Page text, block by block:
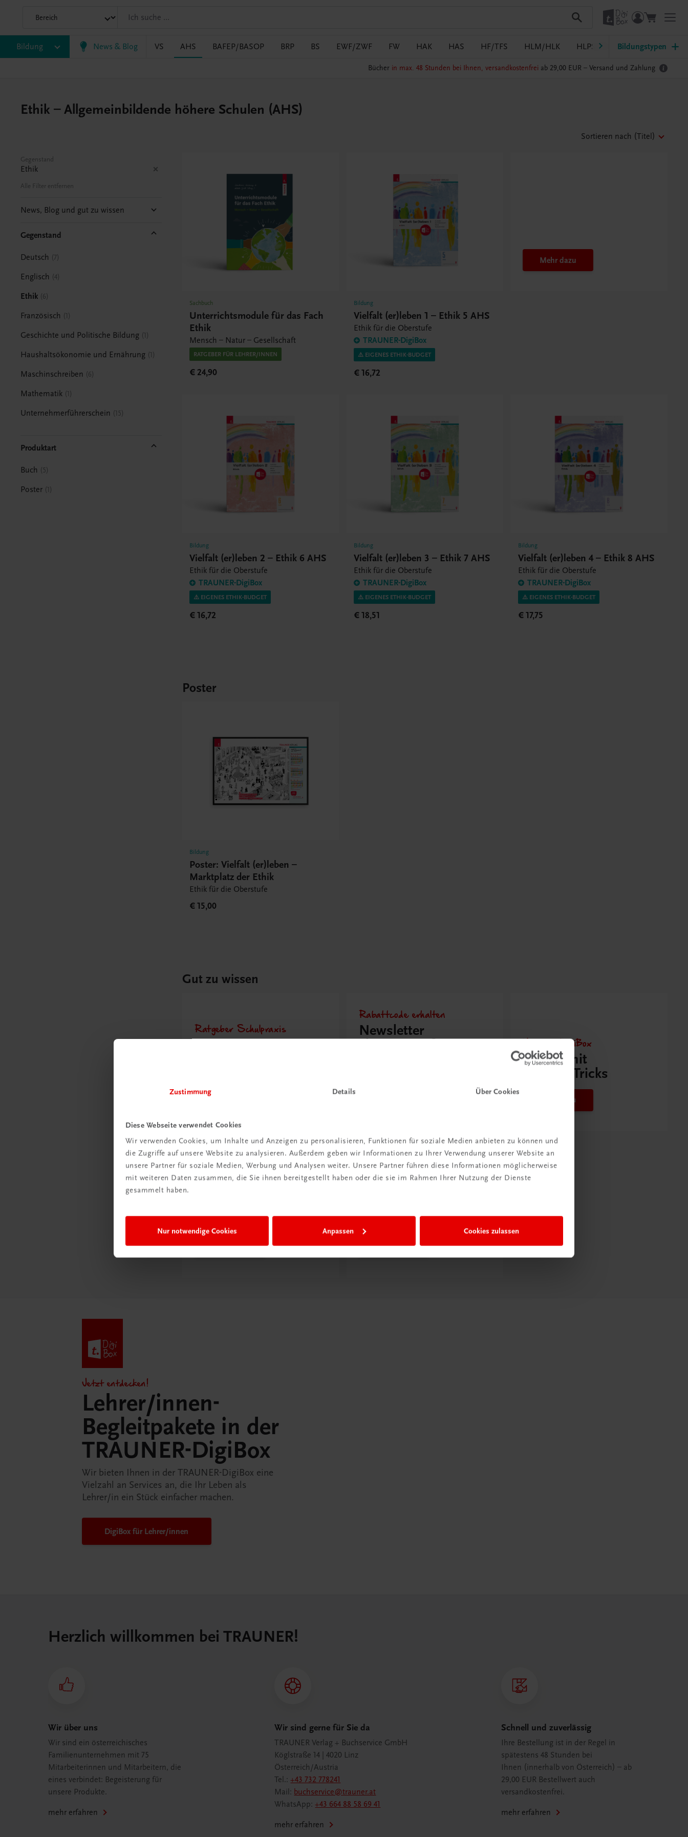
Zustimmung Details Über Cookies
Diese Webseite verwendet Cookies
Wir verwenden Cookies, um Inhalte und Anzeigen zu personalisieren, Funktionen für soziale Medien anbieten zu können und
die Zugriffe auf unsere Website zu analysieren. Außerdem geben wir Informationen zu Ihrer Verwendung unserer Website an
unsere Partner für soziale Medien, Werbung und Analysen weiter. Unsere Partner führen diese Informationen möglicherweise
mit weiteren Daten zusammen, die Sie ihnen bereitgestellt haben oder die sie im Rahmen Ihrer Nutzung der Dienste
gesammelt haben.
Nur notwendige Cookies Anpassen Cookies zulassen
Bildung News & Blog VS AHS BAFEP/BASOP BRP BS EWF/ZWF FW HAK HAS HF/TFS HLM/HLK HLPS/FSB HLT/Kolleg
Bildungstypen
Bücher in max. 48 Stunden bei Ihnen, versandkostenfrei ab 29,00 EUR – Versand und Zahlung
Ethik – Allgemeinbildende höhere Schulen (AHS)
Sortieren nach (Titel)
Gegenstand
Ethik
Alle Filter entfernen
News, Blog und gut zu wissen
Gegenstand
Deutsch 7
Englisch 4
Ethik 6
Französisch 1
Geschichte und Politische Bildung 1
Haushaltsökonomie und Ernährung 1
Maschinschreiben 6
Mathematik 1
Unternehmerführerschein 15
Produktart
Buch 5
Poster 1
Sachbuch
Unterrichtsmodule für das Fach
Ethik
Mensch – Natur – Gesellschaft
RATGEBER FÜR LEHRER/INNEN
€ 24,90
Bildung
Vielfalt (er)leben 1 – Ethik 5 AHS
Ethik für die Oberstufe
TRAUNER-DigiBox
⚠️ EIGENES ETHIK-BUDGET
€ 16,72
Mehr dazu
Bildung
Vielfalt (er)leben 2 – Ethik 6 AHS
Ethik für die Oberstufe
TRAUNER-DigiBox
⚠️ EIGENES ETHIK-BUDGET
€ 16,72
Bildung
Vielfalt (er)leben 3 – Ethik 7 AHS
Ethik für die Oberstufe
TRAUNER-DigiBox
⚠️ EIGENES ETHIK-BUDGET
€ 18,51
Bildung
Vielfalt (er)leben 4 – Ethik 8 AHS
Ethik für die Oberstufe
TRAUNER-DigiBox
⚠️ EIGENES ETHIK-BUDGET
€ 17,75
Poster
Bildung
Poster: Vielfalt (er)leben –
Marktplatz der Ethik
Ethik für die Oberstufe
€ 15,00
Gut zu wissen
Ratgeber Schulpraxis
Wie mit KI im
Rabattcode erhalten
Newsletter
abonnieren &
Neu zur DigiBox
Videos mit
Tipps & Tricks
Mehr dazu
Schulpraxis
Mehr dazu
Klassenzimmer“
Mehr dazu
Jetzt entdecken!
Lehrer/innen-
Begleitpakete in der
TRAUNER-DigiBox
Wir bieten Ihnen in der TRAUNER-DigiBox eine
Vielzahl an Services an, die Ihr Leben als
Lehrer/in ein Stück einfacher machen.
DigiBox für Lehrer/innen
Herzlich willkommen bei TRAUNER!
Wir über uns
Wir sind ein österreichisches
Familienunternehmen mit 75
Mitarbeiterinnen und Mitarbeitern, die
eines verbindet: Begeisterung für
unsere Produkte.
mehr erfahren
Wir sind gerne für Sie da
TRAUNER Verlag + Buchservice GmbH
Köglstraße 14 | 4020 Linz
Österreich/Austria
Tel.:+43 732 778241
Mail: buchservice@trauner.at
WhatsApp:+43 664 88 58 69 41
mehr erfahren
Schnell und zuverlässig
Ihre Bestellung ist in der Regel in
spätestens 48 Stunden bei
Ihnen (innerhalb von Österreich) – ab
29,00 EUR Bestellwert auch
versandkostenfrei.
mehr erfahren